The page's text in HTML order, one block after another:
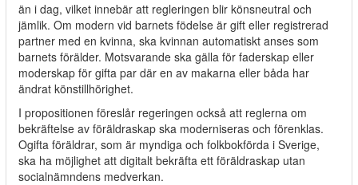
än i dag, vilket innebär att regleringen blir könsneutral och
jämlik. Om modern vid barnets födelse är gift eller registrerad
partner med en kvinna, ska kvinnan automatiskt anses som
barnets förälder. Motsvarande ska gälla för faderskap eller
moderskap för gifta par där en av makarna eller båda har
ändrat könstillhörighet.
I propositionen föreslår regeringen också att reglerna om
bekräftelse av föräldraskap ska moderniseras och förenklas.
Ogifta föräldrar, som är myndiga och folkbokförda i Sverige,
ska ha möjlighet att digitalt bekräfta ett föräldraskap utan
socialnämndens medverkan.